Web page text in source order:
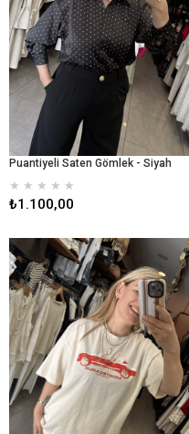
Puantiyeli Saten Gömlek - Siyah
★ ★ ★ ★ ★
₺1.100,00